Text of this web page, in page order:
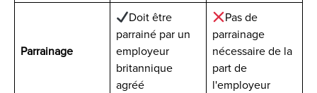
Parrainage
Doit être
parrainé par un
employeur
britannique
agréé
Pas de
parrainage
nécessaire de la
part de
l'employeur